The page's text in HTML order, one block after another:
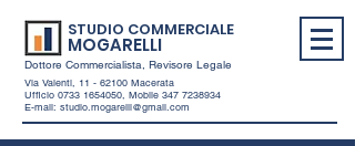
STUDIO COMMERCIALE
MOGARELLI
Dottore Commercialista, Revisore Legale
Via Valenti, 11 - 62100 Macerata
Ufficio 0733 1654050, Mobile 347 7238934
E-mail: studio.mogarelli@gmail.com